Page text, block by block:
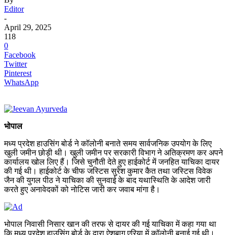
Editor
-
April 29, 2025
118
0
Facebook
Twitter
Pinterest
WhatsApp
भोपाल
मध्य प्रदेश हाउसिंग बोर्ड ने कॉलोनी बनाते समय सार्वजनिक उपयोग के लिए
खुली जमीन छोड़ी थी। खुली जमीन पर सरकारी विभाग ने अतिक्रमण कर अपने
कार्यालय खोल लिए हैं। जिसे चुनौती देते हुए हाईकोर्ट में जनहित याचिका दायर
की गई थी। हाईकोर्ट के चीफ जस्टिस सुरेश कुमार कैत तथा जस्टिस विवेक
जैन की युगल पीठ ने याचिका की सुनवाई के बाद यथास्थिति के आदेश जारी
करते हुए अनावेदकों को नोटिस जारी कर जवाब मांगा है।
भोपाल निवासी निसार खान की तरफ से दायर की गई याचिका में कहा गया था
कि मध्य प्रदेश हाउसिंग बोर्ड के द्वारा ऐशबाग एरिया में कॉलोनी बनाई गई थी।